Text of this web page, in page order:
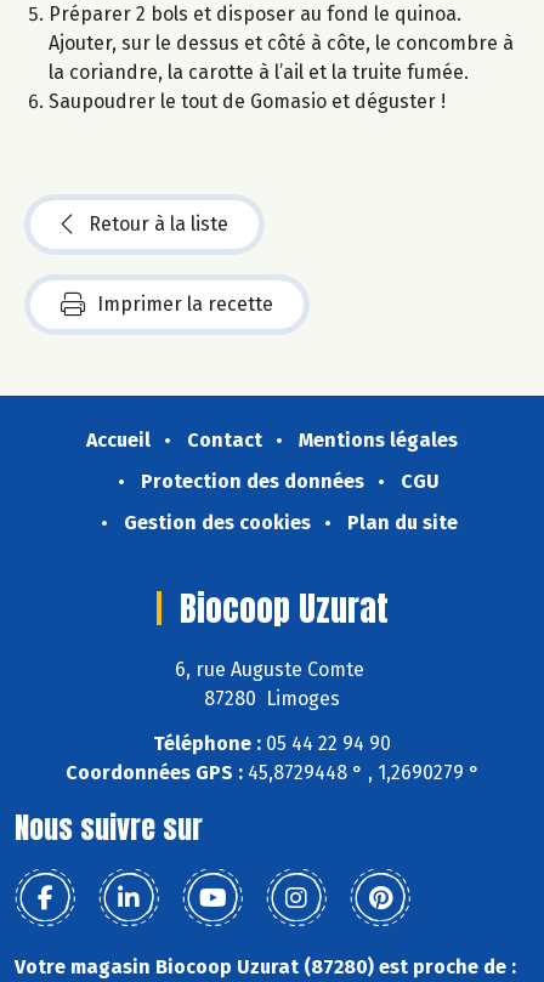
Préparer 2 bols et disposer au fond le quinoa.
Ajouter, sur le dessus et côté à côte, le concombre à
la coriandre, la carotte à l’ail et la truite fumée.
Saupoudrer le tout de Gomasio et déguster !
Retour à la liste
Imprimer la recette
Accueil Contact
Mentions légales
Protection des données
CGU
Gestion des cookies
Plan du site
Biocoop Uzurat
6, rue Auguste Comte
87280 Limoges
Téléphone : 05 44 22 94 90
Coordonnées GPS :45,8729448 ° , 1,2690279 °
Nous suivre sur
Votre magasin Biocoop Uzurat (87280) est proche de :